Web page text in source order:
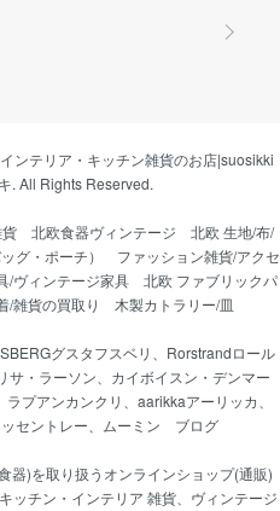
ンテリア・キッチン雑貨のお店|suosikki
. All Rights Reserved.
北欧食器ヴィンテージ
北欧 生地/布/
グ・ポーチ）
ファッション雑貨/アクセ
/ヴィンテージ家具
北欧 ファブリックパ
/雑貨の買取り 木製カトラリー/皿
グスタフスベリ
Rorstrandロール
リサ・ラーソン
カイボイスン・デンマー
ラプアンカンクリ aarikkaアーリッカ
セントレー ムーミン ブログ
器)を取り扱うオンラインショップ(通販)
ッチン・インテリア 雑貨、ヴィンテージ